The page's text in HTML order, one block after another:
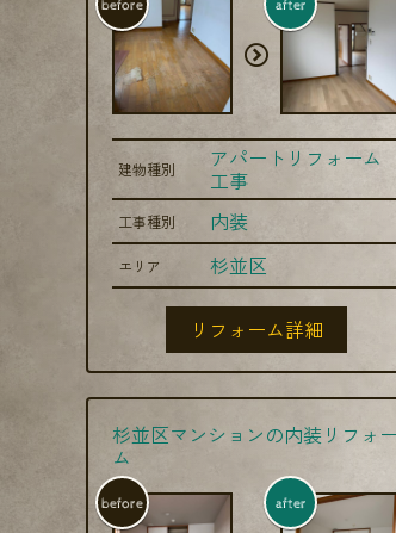
before after
建物種別 アパートリフォーム
工事
工事種別 内装
エリア 杉並区
リフォーム詳細
杉並区マンションの内装リフォー
ム
before after